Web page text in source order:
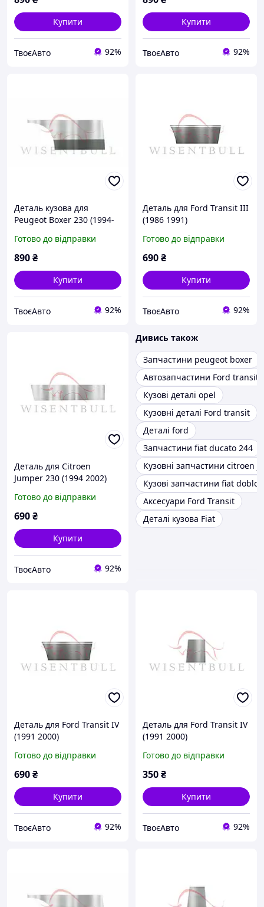
Купити
ТвоєАвто 92%
Купити
ТвоєАвто 92%
Деталь кузова для
Peugeot Boxer 230 (1994-
Готово до відправки
890₴
Купити
ТвоєАвто 92%
Деталь для Ford Transit III
(1986 1991)
Готово до відправки
690₴
Купити
ТвоєАвто 92%
Деталь для Citroen
Jumper 230 (1994 2002)
Готово до відправки
690₴
Купити
ТвоєАвто 92%
Дивись також
Запчастини peugeot boxer
Автозапчастини Ford transit
Кузові деталі opel
Кузовні деталі Ford transit
Деталі ford
Запчастини fiat ducato 244
Кузовні запчастини citroen
Кузові запчастини fiat doblo
Аксесуари Ford Transit
Деталі кузова Fiat
Деталь для Ford Transit IV
(1991 2000)
Готово до відправки
690₴
Купити
ТвоєАвто 92%
Деталь для Ford Transit IV
(1991 2000)
Готово до відправки
350₴
Купити
ТвоєАвто 92%